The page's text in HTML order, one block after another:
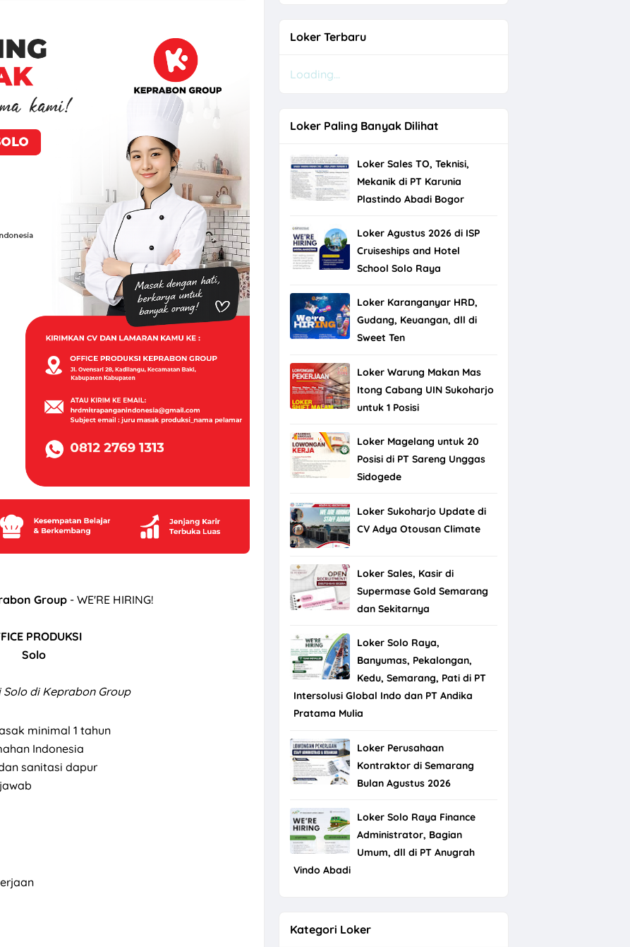
Staff, Staff Operasional, dll di PT Tri Usaha Sinar Timur Solo Baru
Perkasa untuk 1 Posisi di Klaten
Lulusan D3 di Sayekti
Perusahaan F&B di Waroeng Tokyo Semarang
di CV Bumi Raya Indonesia Bulan Agustus 2026
Produksi di Keprabon Group Sukoharjo
Store dan Barista di Pangestu Coffee Kendal
Sales, Social Media & Counter Officer di Indographia Prima Utama Solo Raya
Mesin Kayu, Tukang Kayu PT Venus Java Kreasindo di Solo & Sukoharjo
Terbaru di Booba Bloom
Posisi Staff Minuman, Dishwasher, Kasir, dll di Bakso Haji Mahmud
di PT Kinarya Alihdaya Mandiri Semarang
Group - WE'RE HIRING!
PRODUKSI
Solo
di Keprabon Group
minimal 1 tahun
Indonesia
sanitasi dapur
Loker Terbaru
Loading...
Loker Paling Banyak Dilihat
Loker Sales TO, Teknisi,
Mekanik di PT Karunia
Plastindo Abadi Bogor
Loker Agustus 2026 di ISP
Cruiseships and Hotel
School Solo Raya
Loker Karanganyar HRD,
Gudang, Keuangan, dll di
Sweet Ten
Loker Warung Makan Mas
Itong Cabang UIN Sukoharjo
untuk 1 Posisi
Loker Magelang untuk 20
Posisi di PT Sareng Unggas
Sidogede
Loker Sukoharjo Update di
CV Adya Otousan Climate
Loker Sales, Kasir di
Supermase Gold Semarang
dan Sekitarnya
Loker Solo Raya,
Banyumas, Pekalongan,
Kedu, Semarang, Pati di PT
Intersolusi Global Indo dan PT Andika
Pratama Mulia
Loker Perusahaan
Kontraktor di Semarang
Bulan Agustus 2026
Loker Solo Raya Finance
Administrator, Bagian
Umum, dll di PT Anugrah
Vindo Abadi
Kategori Loker